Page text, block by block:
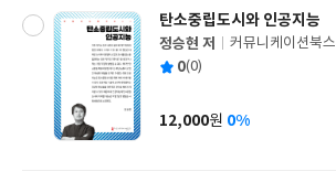
탄소중립도시와 인공지능
글
쓴
정승현 저
출
사
커뮤니케이션북스
평 0(0)
가
12,000원 0%